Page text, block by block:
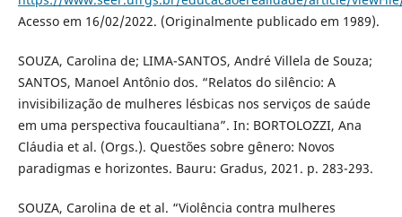
Acesso em 16/02/2022. (Originalmente publicado em 1989).
SOUZA, Carolina de; LIMA-SANTOS, André Villela de Souza;
SANTOS, Manoel Antônio dos. “Relatos do silêncio: A
invisibilização de mulheres lésbicas nos serviços de saúde
em uma perspectiva foucaultiana”. In: BORTOLOZZI, Ana
Cláudia et al. (Orgs.). Questões sobre gênero: Novos
paradigmas e horizontes. Bauru: Gradus, 2021. p. 283-293.
SOUZA, Carolina de et al. “Violência contra mulheres